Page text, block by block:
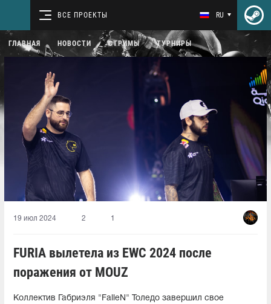
ВСЕ ПРОЕКТЫ RU
ГЛАВНАЯ НОВОСТИ СТРИМЫ ТУРНИРЫ
19 июл 2024 2 1
FURIA вылетела из EWC 2024 после
поражения от MOUZ
Коллектив Габриэля "FalleN" Толедо завершил свое